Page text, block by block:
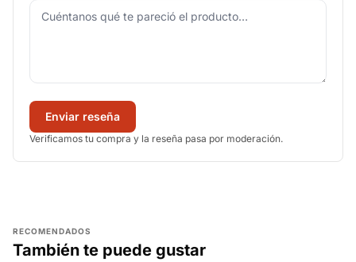
Enviar reseña
Verificamos tu compra y la reseña pasa por moderación.
RECOMENDADOS
También te puede gustar
AGREGAR AGREGAR